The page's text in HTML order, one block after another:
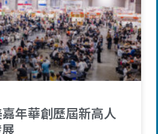
年華創歷屆新高人